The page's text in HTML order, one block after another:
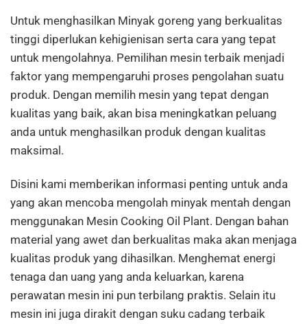
Untuk menghasilkan Minyak goreng yang berkualitas
tinggi diperlukan kehigienisan serta cara yang tepat
untuk mengolahnya. Pemilihan mesin terbaik menjadi
faktor yang mempengaruhi proses pengolahan suatu
produk. Dengan memilih mesin yang tepat dengan
kualitas yang baik, akan bisa meningkatkan peluang
anda untuk menghasilkan produk dengan kualitas
maksimal.
Disini kami memberikan informasi penting untuk anda
yang akan mencoba mengolah minyak mentah dengan
menggunakan Mesin Cooking Oil Plant. Dengan bahan
material yang awet dan berkualitas maka akan menjaga
kualitas produk yang dihasilkan. Menghemat energi
tenaga dan uang yang anda keluarkan, karena
perawatan mesin ini pun terbilang praktis. Selain itu
mesin ini juga dirakit dengan suku cadang terbaik